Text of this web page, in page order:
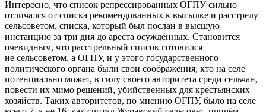
Интересно, что список репрессированных ОГПУ сильно
отличался от списка рекомендованных к высылке и расстрелу
сельсоветом, списка, который был послан в высшую
инстанцию за три дня до ареста осуждённых. Становится
очевидным, что расстрельный список готовился
не сельсоветом, а ОГПУ, и у этого государственного
политического органа были свои соображения, кто на селе
потенциально может, в силу своего авторитета среди сельчан,
повести их мимо решений, убийственных для крестьянских
хозяйств. Таких авторитетов, по мнению ОГПУ, было на селе